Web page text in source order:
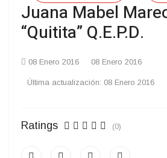
Juana Mabel
“Quitita” Q.E.P.D.
08 Enero 2016 08 Enero 2016
Última actualización: 08 Enero 2016
Ratings (0)